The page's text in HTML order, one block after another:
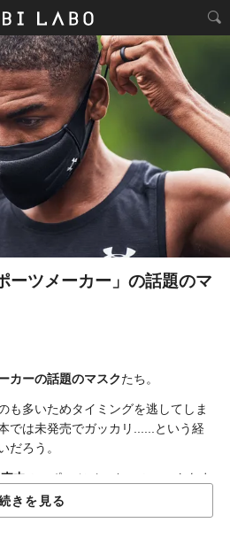
ーツメーカー」の話題のマ
カーの話題のマスクたち。
も多いためタイミングを逃してしま
では未発売でガッカリ......という経
だろう。
中 のスポーツメーカーのマスクをま
カーのマスクを探している方の参考
きを見る